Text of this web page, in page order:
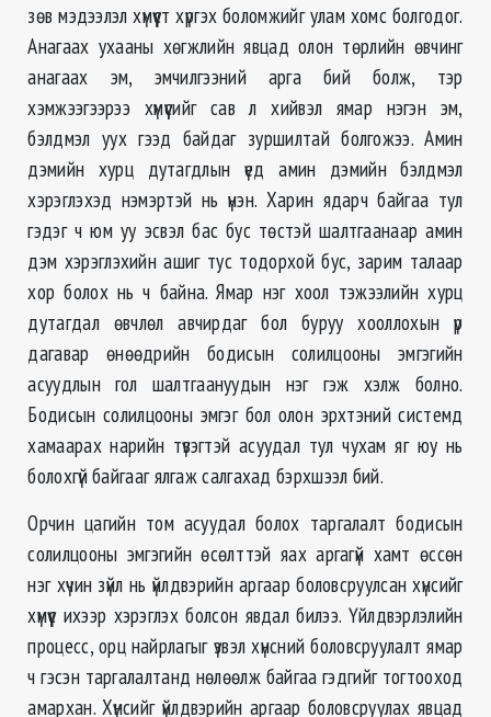
зөв мэдээлэл хүмүүст хүргэх боломжийг улам хомс болгодог.
Анагаах ухааны хөгжлийн явцад олон төрлийн өвчинг
анагаах эм, эмчилгээний арга бий болж, тэр
хэмжээгээрээ хүмүүсийг сав л хийвэл ямар нэгэн эм,
бэлдмэл уух гээд байдаг зуршилтай болгожээ. Амин
дэмийн хурц дутагдлын үед амин дэмийн бэлдмэл
хэрэглэхэд нэмэртэй нь үнэн. Харин ядарч байгаа тул
гэдэг ч юм уу эсвэл бас бус төстэй шалтгаанаар амин
дэм хэрэглэхийн ашиг тус тодорхой бус, зарим талаар
хор болох нь ч байна. Ямар нэг хоол тэжээлийн хурц
дутагдал өвчлөл авчирдаг бол буруу хооллохын үр
дагавар өнөөдрийн бодисын солилцооны эмгэгийн
асуудлын гол шалтгаануудын нэг гэж хэлж болно.
Бодисын солилцооны эмгэг бол олон эрхтэний системд
хамаарах нарийн түвэгтэй асуудал тул чухам яг юу нь
болохгүй байгааг ялгаж салгахад бэрхшээл бий.
Орчин цагийн том асуудал болох таргалалт бодисын
солилцооны эмгэгийн өсөлттэй яах аргагүй хамт өссөн
нэг хүчин зүйл нь үйлдвэрийн аргаар боловсруулсан хүнсийг
хүмүүс ихээр хэрэглэх болсон явдал билээ. Үйлдвэрлэлийн
процесс, орц найрлагыг үзвэл хүнсний боловсруулалт ямар
ч гэсэн таргалалтанд нөлөөлж байгаа гэдгийг тогтооход
амархан. Хүнсийг үйлдвэрийн аргаар боловсруулах явцад